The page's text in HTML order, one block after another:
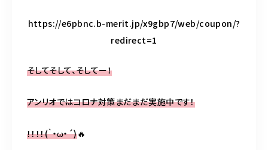
https://e6pbnc.b-merit.jp/x9gbp7/web/coupon/?
redirect=1
そしてそして、そしてー！
アンリオではコロナ対策まだまだ実施中です！
！！！！(｀・ω・´)🔥